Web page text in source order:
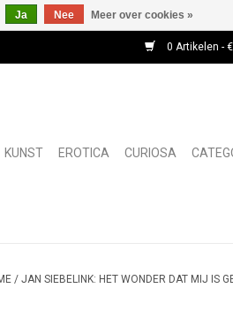
0 Artikelen -
KUNST EROTICA CURIOSA
/ JAN SIEBELINK: HET WONDER DAT MIJ IS
Ja Nee Meer over cookies »